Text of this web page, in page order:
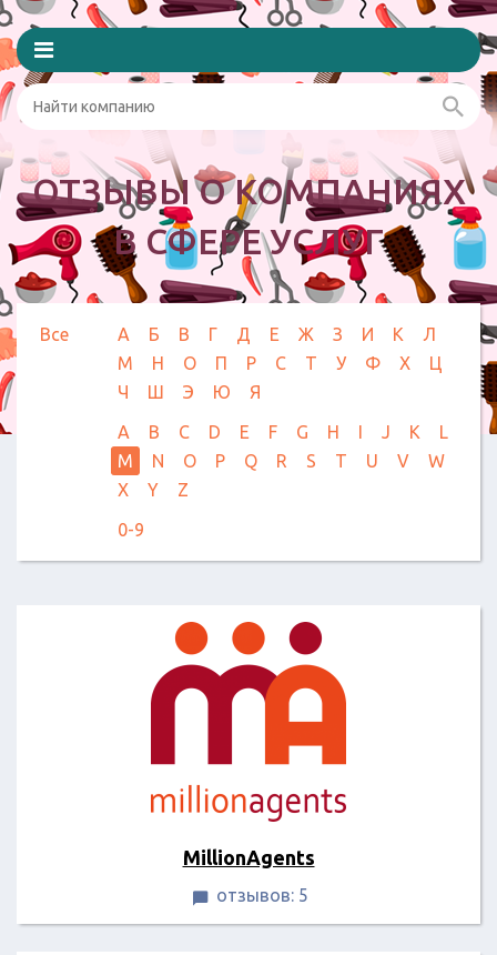
ОТЗЫВЫ О КОМПАНИЯХ
В СФЕРЕ УСЛУГ
Все А Б В Г Д Е Ж З И К
Л
М
Н О П Р С Т У Ф Х
Ц
Ч
Ш Э Ю
Я
A
B C D E F G H I J K
L
M
N O P Q R S T U V
W
X
Y
Z
0-9
MillionAgents
 отзывов: 5